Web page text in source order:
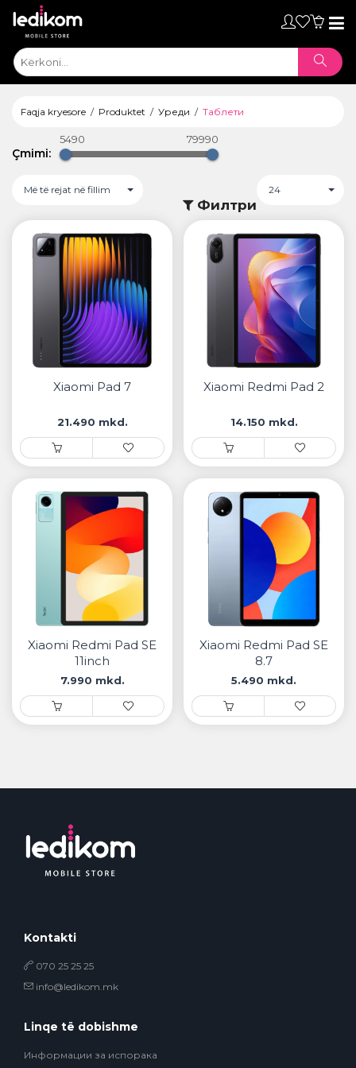
Faqja kryesore Produktet Уреди Таблети
Çmimi:
5490 79990
Më të rejat në fillim 24
Филтри
Xiaomi Pad 7
21.490 mkd.
Xiaomi Redmi Pad 2
14.150 mkd.
Xiaomi Redmi Pad SE
11inch
7.990 mkd.
Xiaomi Redmi Pad SE
8.7
5.490 mkd.
Kontakti
070 25 25 25
info@ledikom.mk
Linqe të dobishme
Информации за испорака
ТАБЛЕТИ
• iPad
• Samsung
• Xiaomi
РЕМЕНИ ЗА ЧАСОВНИК
• Apple watch
• Galaxy watch
• Xiaomi
• Останато
PLAYSTATION
AIRTAGS
ПРОЕКТОРИ